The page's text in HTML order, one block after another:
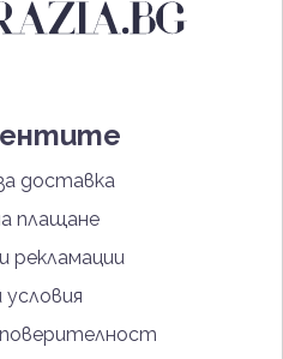
доставка
плащане
рекламации